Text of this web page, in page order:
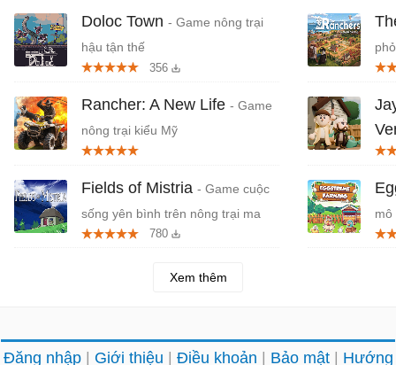
Doloc Town - Game nông trại
hậu tận thế
356
Rancher: A New Life - Game
nông trại kiểu Mỹ
Fields of Mistria - Game cuộc
sống yên bình trên nông trại ma
thuật
780
đẹp
mô
Xem thêm
Đăng nhập Giới thiệu Điều khoản Bảo mật Hướng